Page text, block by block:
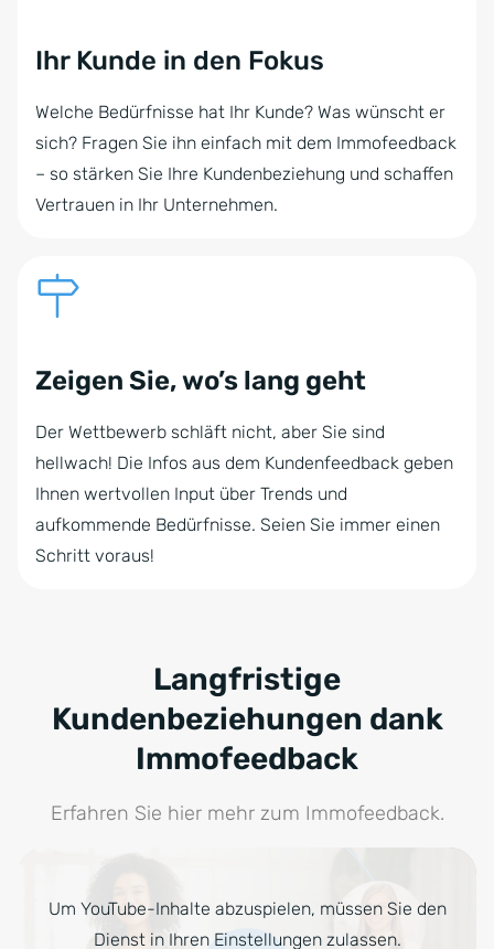
Ihr Kunde in den Fokus
Welche Bedürfnisse hat Ihr Kunde? Was wünscht er
sich? Fragen Sie ihn einfach mit dem Immofeedback
– so stärken Sie Ihre Kundenbeziehung und schaffen
Vertrauen in Ihr Unternehmen.
Zeigen Sie, wo’s lang geht
Der Wettbewerb schläft nicht, aber Sie sind
hellwach! Die Infos aus dem Kundenfeedback geben
Ihnen wertvollen Input über Trends und
aufkommende Bedürfnisse. Seien Sie immer einen
Schritt voraus!
Langfristige
Kundenbeziehungen dank
Immofeedback
Erfahren Sie hier mehr zum Immofeedback.
Um YouTube-Inhalte abzuspielen, müssen Sie den
Dienst in Ihren Einstellungen zulassen.